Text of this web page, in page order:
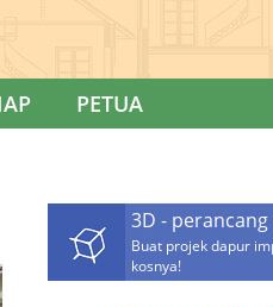
PETUA
3D -
Buat projek dapur
kosnya!